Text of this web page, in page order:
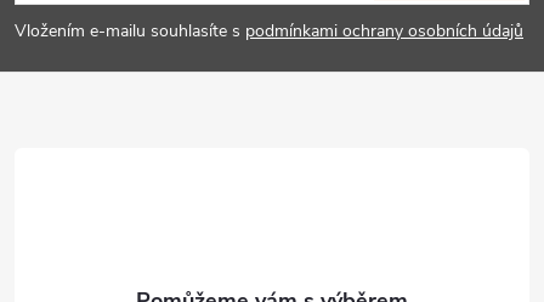
pVložením e-mailu souhlasíte s podmínkami ochrany osobních údajů